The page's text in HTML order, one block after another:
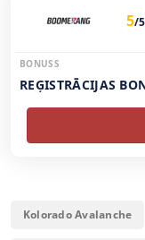
5/5
BONUSS
REĢISTRĀCIJAS
Kolorado Avalanche